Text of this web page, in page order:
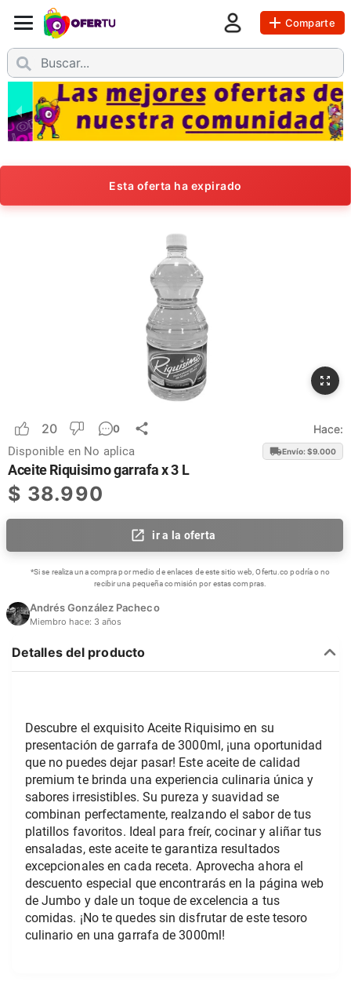
Comparte
Esta oferta ha expirado
20 0 Hace:
Disponible en No aplica Envío: $9.000
Aceite Riquisimo garrafa x 3 L
$ 38.990
ir a la oferta
*Si se realiza una compra por medio de enlaces de este sitio web, Ofertu.co podría o no
recibir una pequeña comisión por estas compras.
Andrés González Pacheco
Miembro hace: 3 años
Detalles del producto
Descubre el exquisito Aceite Riquisimo en su
presentación de garrafa de 3000ml, ¡una oportunidad
que no puedes dejar pasar! Este aceite de calidad
premium te brinda una experiencia culinaria única y
sabores irresistibles. Su pureza y suavidad se
combinan perfectamente, realzando el sabor de tus
platillos favoritos. Ideal para freír, cocinar y aliñar tus
ensaladas, este aceite te garantiza resultados
excepcionales en cada receta. Aprovecha ahora el
descuento especial que encontrarás en la página web
de Jumbo y dale un toque de excelencia a tus
comidas. ¡No te quedes sin disfrutar de este tesoro
culinario en una garrafa de 3000ml!